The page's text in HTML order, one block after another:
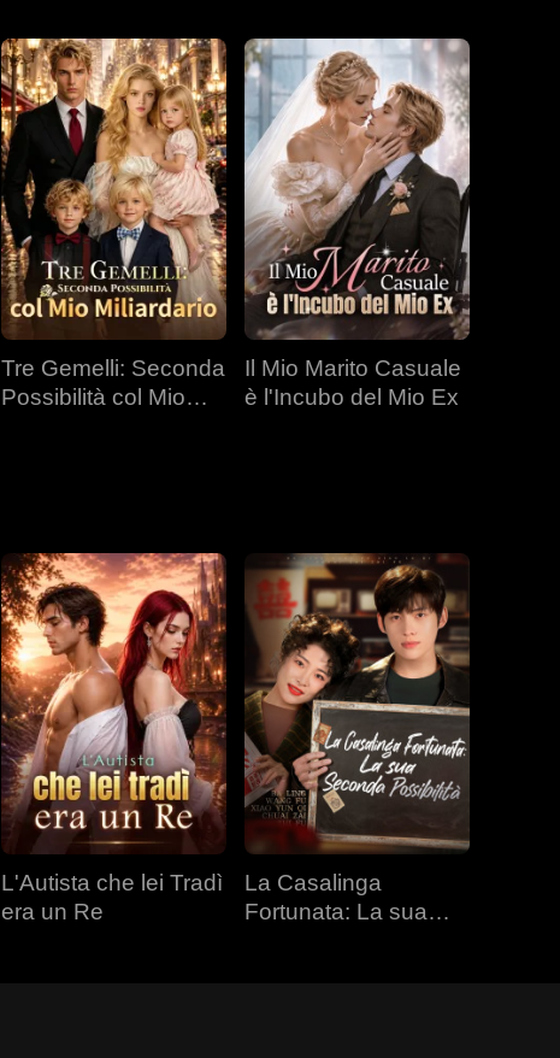
Tre Gemelli: Seconda
Possibilità col Mio
Il Mio Marito Casuale
è l'Incubo del Mio Ex
L'Autista che lei Tradì
era un Re
La Casalinga
Fortunata: La sua